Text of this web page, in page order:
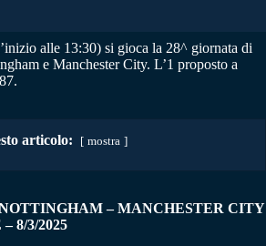
alle 13:30) si gioca la 28^ giornata di
e Manchester City. L’1 proposto a
articolo: mostra
– MANCHESTER CITY
8/3/2025